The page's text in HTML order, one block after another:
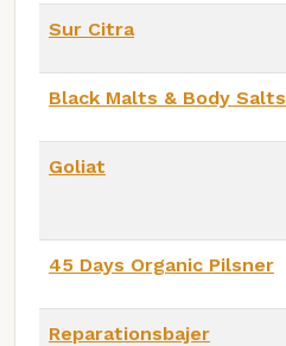
Sur Citra
Black Malts & Body Salts
Goliat
45 Days Organic Pilsner
Reparationsbajer